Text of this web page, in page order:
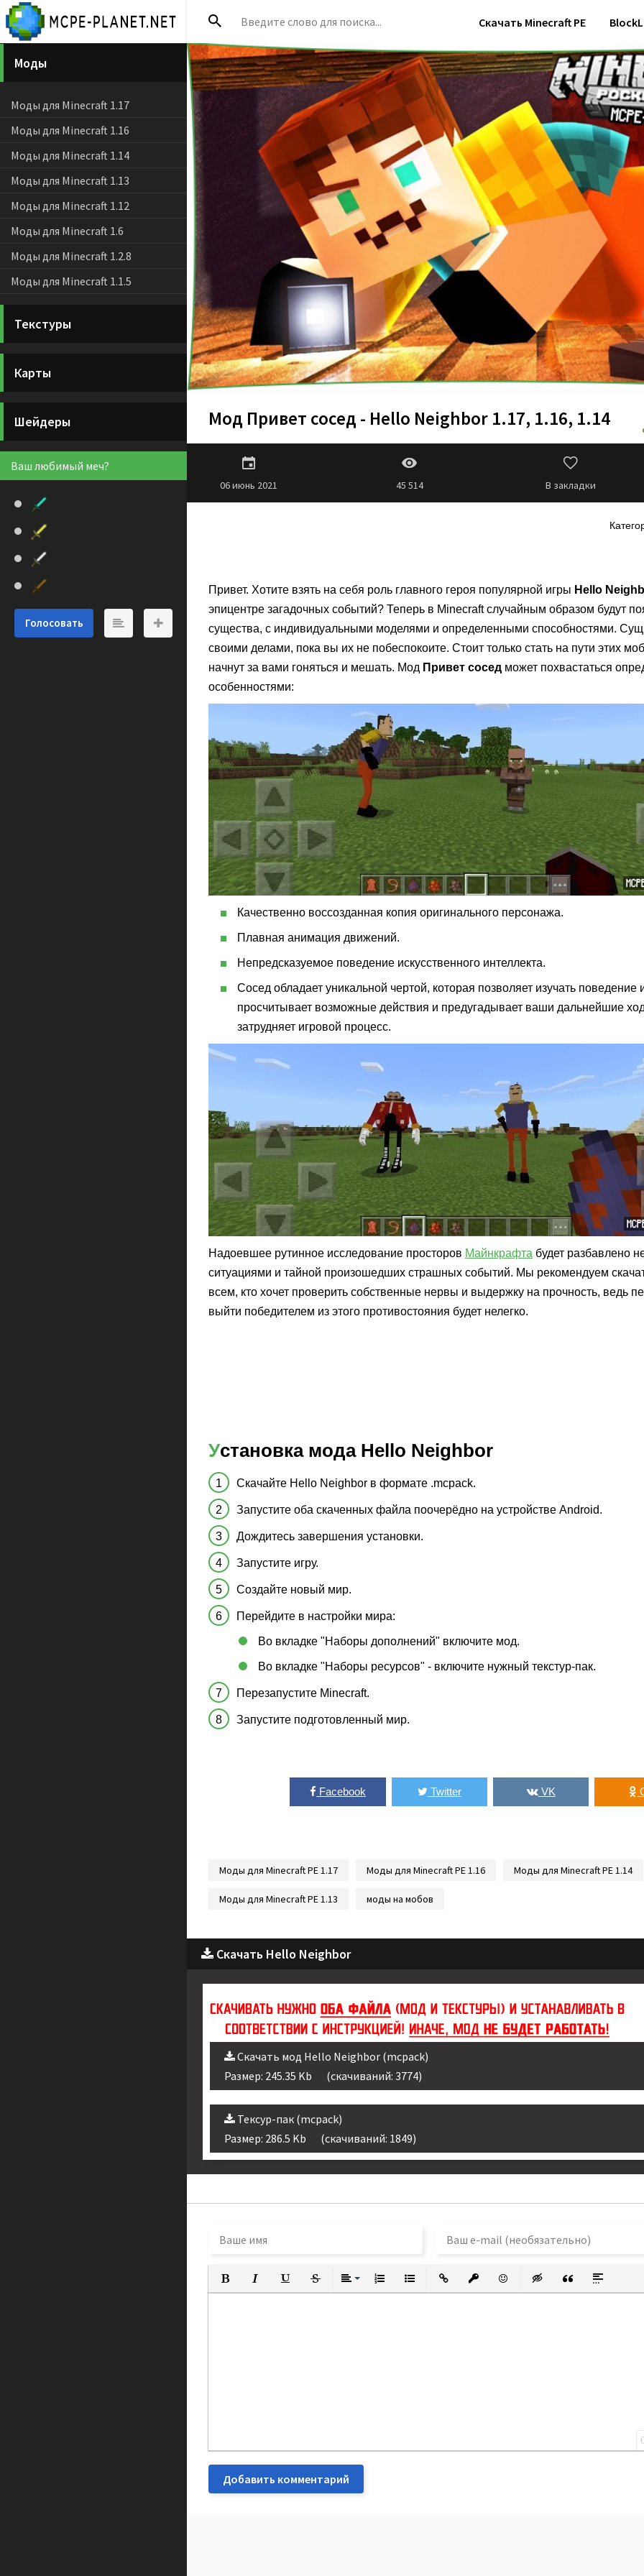
Скачать Minecraft PE
Моды
Моды для Minecraft 1.17
Моды для Minecraft 1.16
Моды для Minecraft 1.14
Моды для Minecraft 1.13
Моды для Minecraft 1.12
Моды для Minecraft 1.6
Моды для Minecraft 1.2.8
Моды для Minecraft 1.1.5
Текстуры
Карты
Шейдеры
Ваш любимый меч?
Голосовать
Мод Привет сосед - Hello Neighbor 1.17, 1.16, 1.14
06 июнь 2021 45 514 В закладки
Привет. Хотите взять на себя роль главного героя популярной игры Hello
эпицентре загадочных событий? Теперь в Minecraft случайным образом будут
существа, с индивидуальными моделями и определенными способностями.
своими делами, пока вы их не побеспокоите. Стоит только стать на пути этих
начнут за вами гоняться и мешать. Мод Привет сосед может похвастаться
особенностями:
Качественно воссозданная копия оригинального персонажа.
Плавная анимация движений.
Непредсказуемое поведение искусственного интеллекта.
Сосед обладает уникальной чертой, которая позволяет изучать поведение
просчитывает возможные действия и предугадывает ваши дальнейшие
затрудняет игровой процесс.
Надоевшее рутинное исследование просторов Майнкрафта будет разбавлено
ситуациями и тайной произошедших страшных событий. Мы рекомендуем
всем, кто хочет проверить собственные нервы и выдержку на прочность, ведь
выйти победителем из этого противостояния будет нелегко.
Установка мода Hello Neighbor
Скачайте Hello Neighbor в формате .mcpack.
Запустите оба скаченных файла поочерёдно на устройстве Android.
Дождитесь завершения установки.
Запустите игру.
Создайте новый мир.
Перейдите в настройки мира:
Во вкладке "Наборы дополнений" включите мод.
Во вкладке "Наборы ресурсов" - включите нужный текстур-пак.
Перезапустите Minecraft.
Запустите подготовленный мир.
Facebook Twitter VK
Моды для Minecraft PE 1.17 Моды для Minecraft PE 1.16 Моды для Minecraft PE 1.14
Моды для Minecraft PE 1.13 моды на мобов
Скачать Hello Neighbor
Скачать мод Hello Neighbor (mcpack)
Размер: 245.35 Kb
(cкачиваний: 3774)
Тексур-пак (mcpack)
Размер: 286.5 Kb
(cкачиваний: 1849)
Полужирный
КурсивПодчеркнутый
ЗачеркнутыйВыравнивание
Нумерованный список
Маркированный список
Вставить ссылку
Вставить защищенную ссылку
Вставить смайлик
Вставка скрытого текста
Вставка цитаты
Вставка
Добавить комментарий